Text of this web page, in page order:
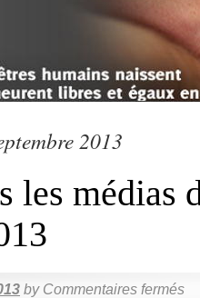
2013
les médias
by Commentaires fermés